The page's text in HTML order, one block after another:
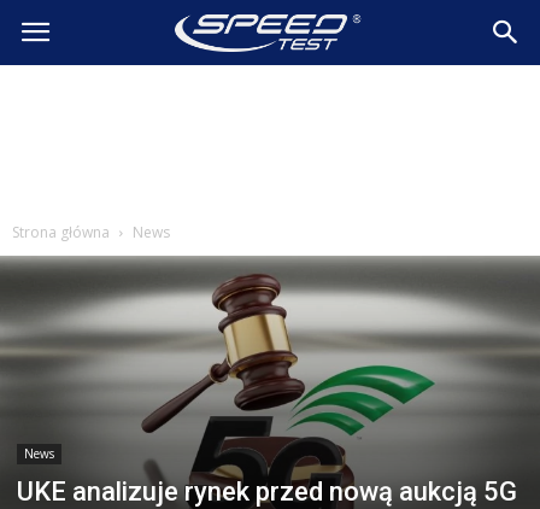
SpeedTest.pl
Strona główna News
News
UKE analizuje rynek przed nową aukcją 5G